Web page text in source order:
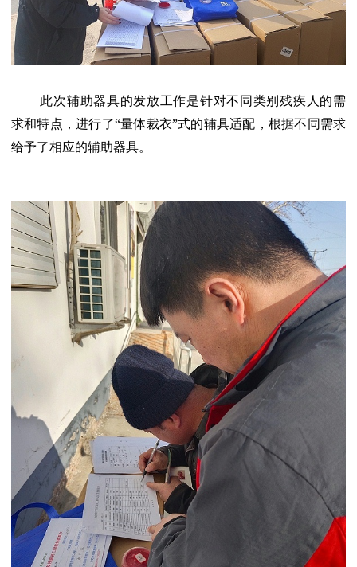
此次辅助器具的发放工作是针对不同类别残疾人的需
求和特点，进行了“量体裁衣”式的辅具适配，根据不同需求
给予了相应的辅助器具。